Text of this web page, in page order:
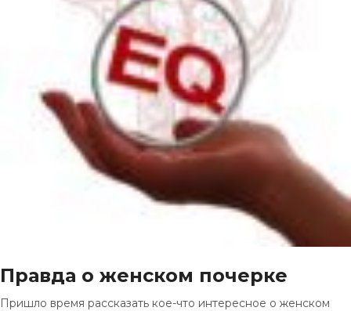
Правда о женском почерке
Пришло время рассказать кое-что интересное о женском